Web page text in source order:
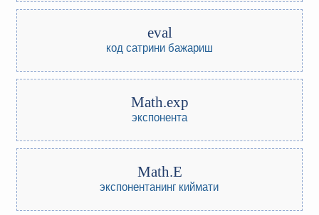
eval
код сатрини бажариш
Math.exp
экспонента
Math.E
экспонентанинг киймати